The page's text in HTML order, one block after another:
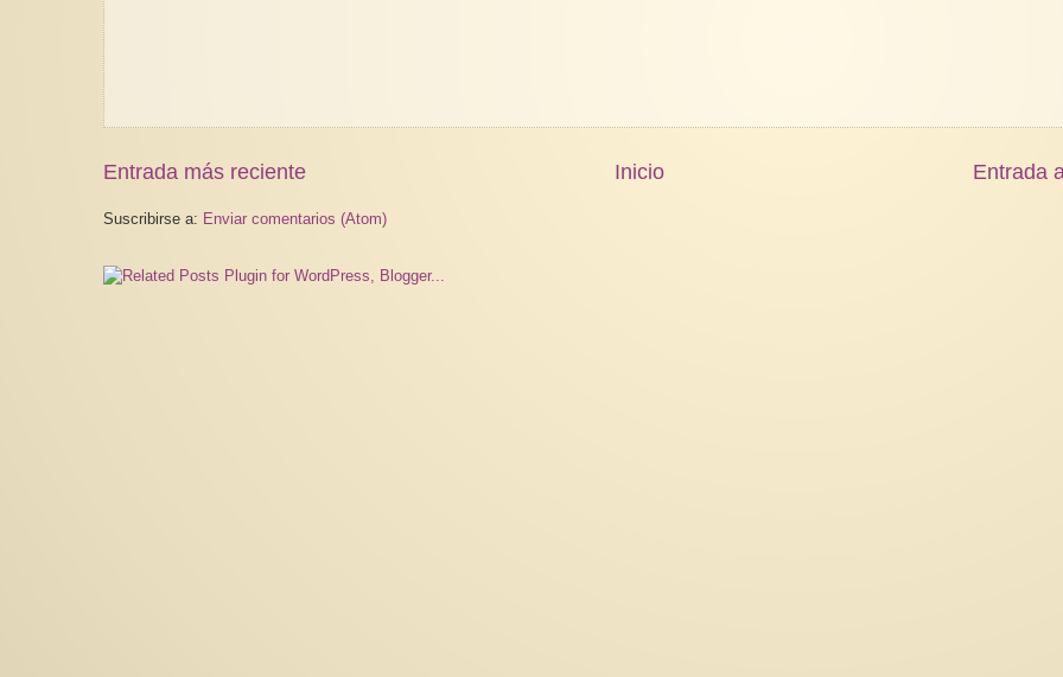
Entrada más reciente Entrada
Inicio
Suscribirse a: Enviar comentarios (Atom)